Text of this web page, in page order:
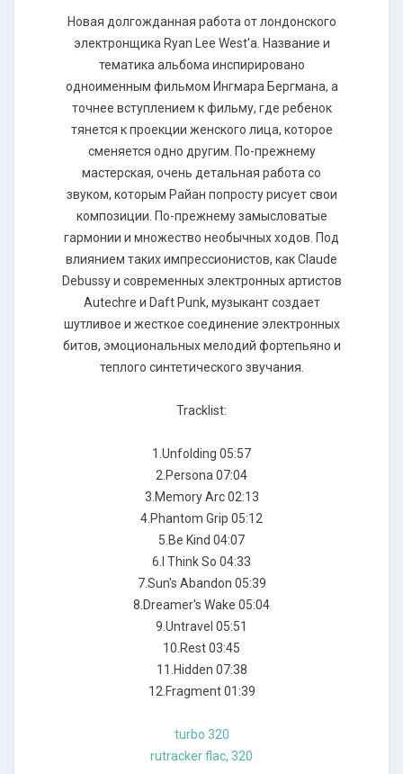
Новая долгожданная работа от лондонского
электронщика Ryan Lee West'а. Название и
тематика альбома инспирировано
одноименным фильмом Ингмара Бергмана, а
точнее вступлением к фильму, где ребенок
тянется к проекции женского лица, которое
сменяется одно другим. По-прежнему
мастерская, очень детальная работа со
звуком, которым Райан попросту рисует свои
композиции. По-прежнему замысловатые
гармонии и множество необычных ходов. Под
влиянием таких импрессионистов, как Сlаudе
Dеbussу и современных электронных артистов
Аutесhrе и Dаft Рunk, музыкант создает
шутливое и жесткое соединение электронных
битов, эмоциональных мелодий фортепьяно и
теплого синтетического звучания.
Tracklist:
1.Unfolding 05:57
2.Persona 07:04
3.Memory Arc 02:13
4.Phantom Grip 05:12
5.Be Kind 04:07
6.I Think So 04:33
7.Sun's Abandon 05:39
8.Dreamer's Wake 05:04
9.Untravel 05:51
10.Rest 03:45
11.Hidden 07:38
12.Fragment 01:39
turbo 320
rutracker flac, 320